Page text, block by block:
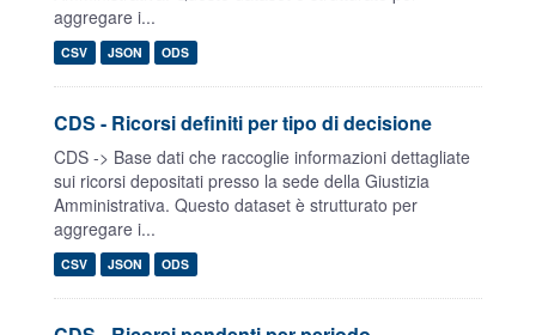
aggregare i...
CSV JSON ODS
CDS - Ricorsi definiti per tipo di decisione
CDS -> Base dati che raccoglie informazioni dettagliate
sui ricorsi depositati presso la sede della Giustizia
Amministrativa. Questo dataset è strutturato per
aggregare i...
CSV JSON ODS